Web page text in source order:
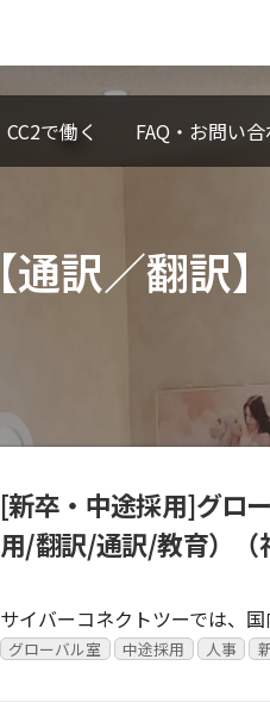
CC2で働く FAQ・お問い
【通訳／翻訳
[新卒・中途採用]グロ
用/翻訳/通訳/教育）（
サイバーコネクトツーでは、
グローバル室 中途採用 人事